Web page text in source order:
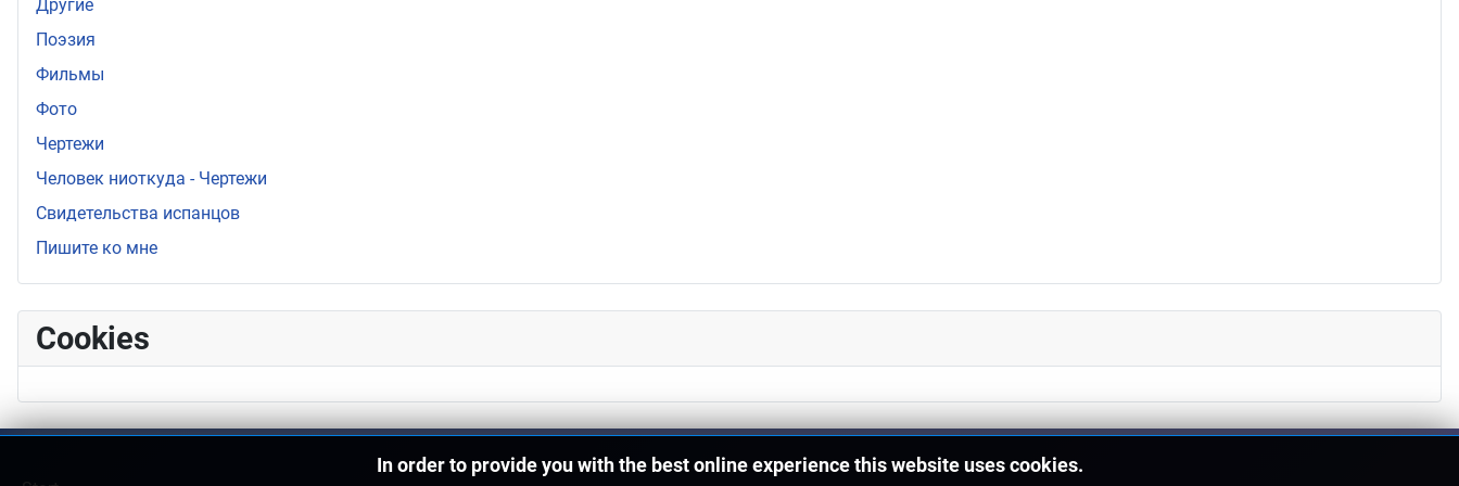
Другие
Поэзия
Фильмы
Фото
Чертежи
Человек ниоткуда - Чертежи
Свидетельства испанцов
Пишите ко мне
Cookies
In order to provide you with the best online experience this website uses cookies.